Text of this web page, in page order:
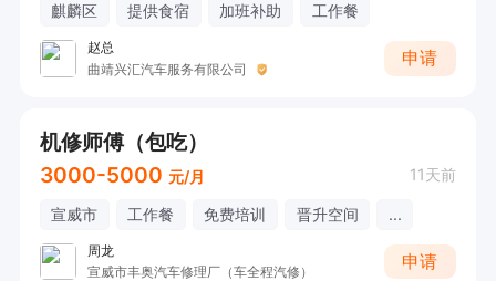
麒麟区 提供食宿 加班补助 工作餐
赵总
曲靖兴汇汽车服务有限公司
申请
机修师傅（包吃）
3000-5000 元/月 11天前
宣威市 工作餐 免费培训 晋升空间 ...
周龙
宣威市丰奥汽车修理厂（车全程汽修）
申请